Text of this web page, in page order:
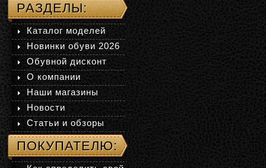
РАЗДЕЛЫ:
Каталог моделей
Новинки обуви 2026
Обувной дисконт
О компании
Наши магазины
Новости
Статьи и обзоры
ПОКУПАТЕЛЮ: